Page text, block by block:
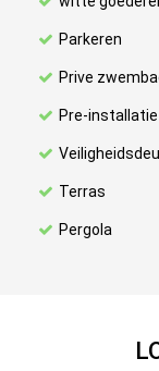
Parkeren
Prive
Pre-
Terras
Pergola